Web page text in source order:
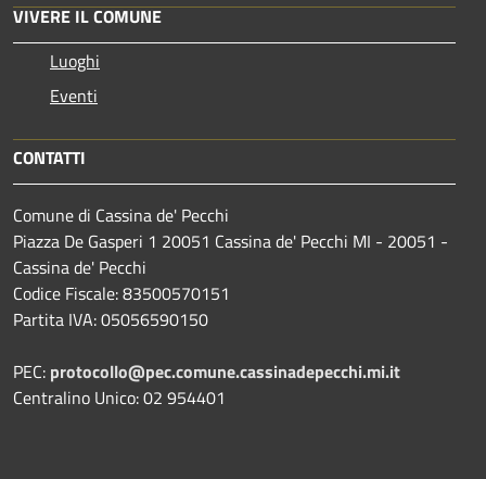
VIVERE IL COMUNE
Luoghi
Eventi
CONTATTI
Comune di Cassina de' Pecchi
Piazza De Gasperi 1 20051 Cassina de' Pecchi MI - 20051 -
Cassina de' Pecchi
Codice Fiscale: 83500570151
Partita IVA: 05056590150
PEC: protocollo@pec.comune.cassinadepecchi.mi.it
Centralino Unico: 02 954401